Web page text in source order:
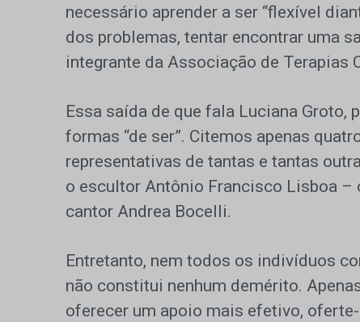
necessário aprender a ser “flexível
dos problemas, tentar encontrar uma
integrante da Associação de Terapias
Essa saída de que fala Luciana Groto,
formas “de ser”. Citemos apenas
representativas de tantas e tantas
o escultor Antônio Francisco Lisboa
cantor Andrea Bocelli.
Entretanto, nem todos os indivíduos
não constitui nenhum demérito.
oferecer um apoio mais efetivo,